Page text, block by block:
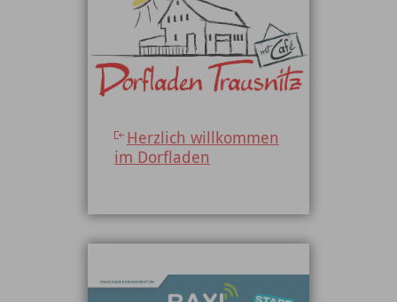
Herzlich willkommen
im Dorfladen